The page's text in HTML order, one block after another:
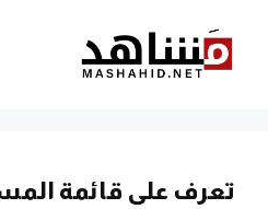
المحتوى
تعرف على قائمة